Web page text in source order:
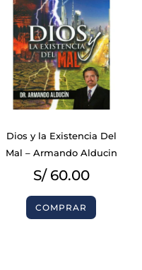
Dios y la Existencia Del
Mal – Armando Alducin
S/60.00
COMPRAR